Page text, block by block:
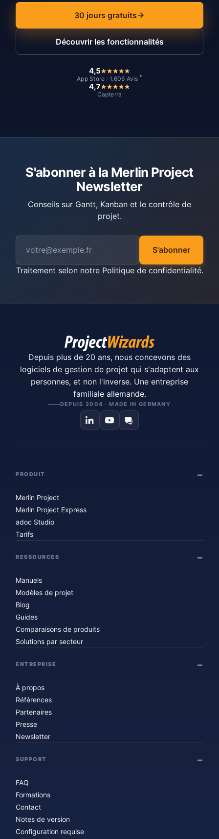
30 jours gratuits
Découvrir les fonctionnalités
4,5
App Store · 1.606 Avis *
4,7
Capterra
S'abonner à la Merlin Project
Newsletter
Conseils sur Gantt, Kanban et le contrôle de
projet.
S'abonner
Traitement selon notre Politique de confidentialité.
Depuis plus de 20 ans, nous concevons des
logiciels de gestion de projet qui s'adaptent aux
personnes, et non l'inverse. Une entreprise
familiale allemande.
DEPUIS 2004 · MADE IN GERMANY
PRODUIT
Merlin Project
Merlin Project Express
adoc Studio
Tarifs
RESSOURCES
Manuels
Modèles de projet
Blog
Guides
Comparaisons de produits
Solutions par secteur
ENTREPRISE
À propos
Références
Partenaires
Presse
Newsletter
SUPPORT
FAQ
Formations
Contact
Notes de version
Configuration requise